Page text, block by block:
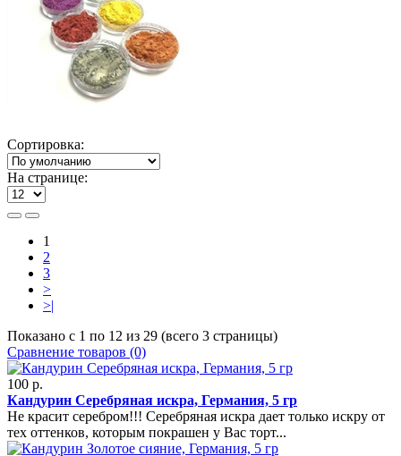
Сортировка:
На странице:
1
2
3
>
>|
Показано с 1 по 12 из 29 (всего 3 страницы)
Сравнение товаров (0)
100 р.
Кандурин Серебряная искра, Германия, 5 гр
Не красит серебром!!! Серебряная искра дает только искру от
тех оттенков, которым покрашен у Вас торт...